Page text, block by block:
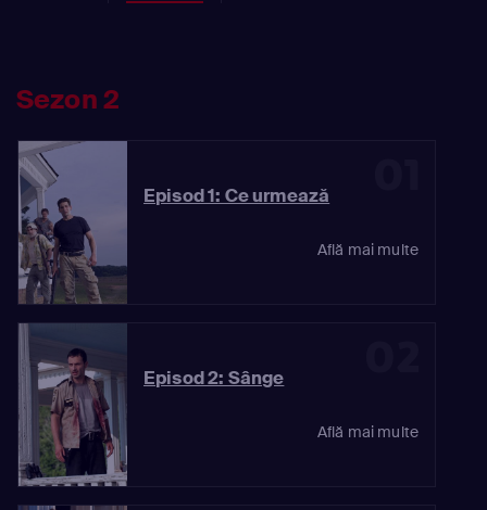
Sezon 2
Episod 1: Ce urmează
Află mai multe
Episod 2: Sânge
Află mai multe